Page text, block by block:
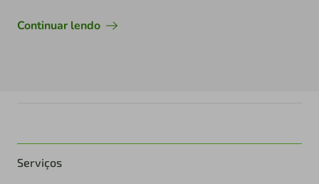
Continuar lendo
Serviços